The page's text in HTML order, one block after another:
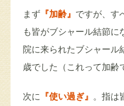
まず『加齢』 ですが、す
も皆がブシャール結節に
院に来られたブシャール
歳でした（これって加齢
次に 『使い過ぎ』 。指は